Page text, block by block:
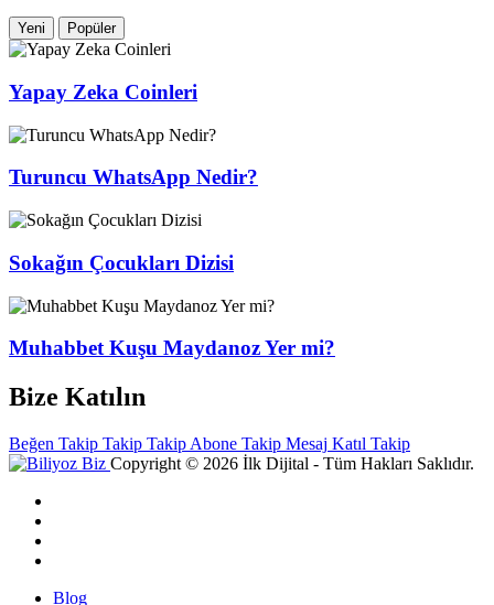
Yeni Popüler
Yapay Zeka Coinleri
Turuncu WhatsApp Nedir?
Sokağın Çocukları Dizisi
Muhabbet Kuşu Maydanoz Yer mi?
Bize Katılın
Beğen Takip Takip Takip Abone Takip Mesaj Katıl Takip
Copyright © 2026 İlk Dijital - Tüm Hakları Saklıdır.
Blog